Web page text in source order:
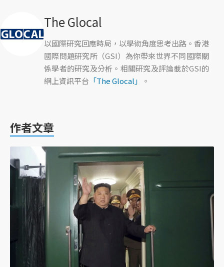
The Glocal
以國際研究回應時局，以學術角度思考出路。香港
國際問題研究所（GSI）為你帶來世界不同國際關
係學者的研究及分析。相關研究及評論載於GSI的
網上資訊平台 「The Glocal」 。
作者文章